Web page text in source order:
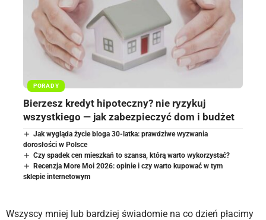
PORADY
Bierzesz kredyt hipoteczny? nie ryzykuj
wszystkiego — jak zabezpieczyć dom i budżet
Jak wygląda życie bloga 30-latka: prawdziwe wyzwania
dorosłości w Polsce
Czy spadek cen mieszkań to szansa, którą warto wykorzystać?
Recenzja More Moi 2026: opinie i czy warto kupować w tym
sklepie internetowym
Wszyscy mniej lub bardziej świadomie na co dzień płacimy